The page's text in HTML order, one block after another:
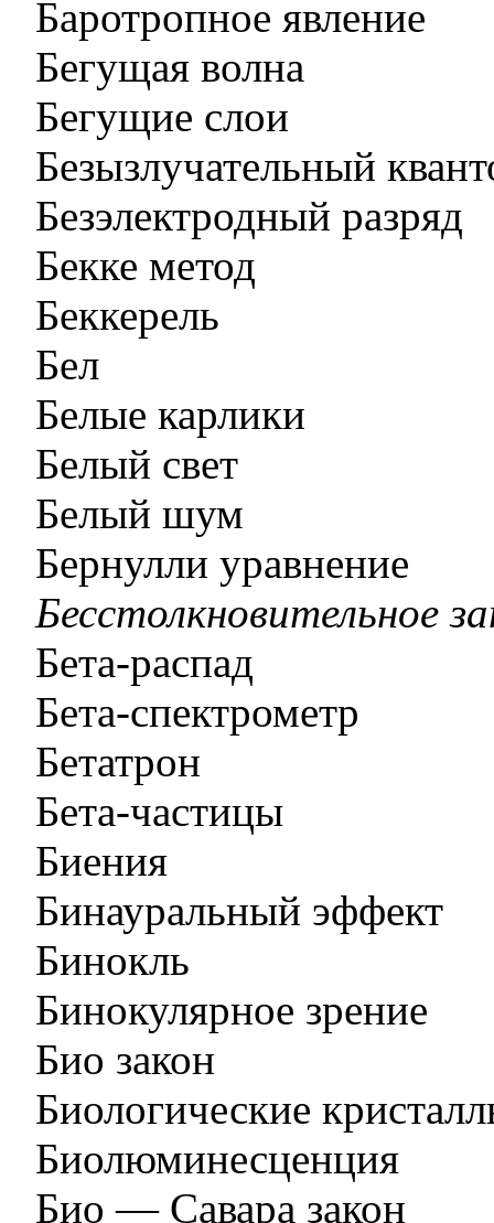
Баротропное явление
Бегущая волна
Бегущие слои
Безызлучательный
Безэлектродный разряд
Бекке метод
Беккерель
Бел
Белые карлики
Белый свет
Белый шум
Бернулли уравнение
Бесстолкновительное
Бета-распад
Бета-спектрометр
Бетатрон
Бета-частицы
Биения
Бинауральный эффект
Бинокль
Бинокулярное зрение
Био закон
Биологические
Биолюминесценция
Био — Савара закон